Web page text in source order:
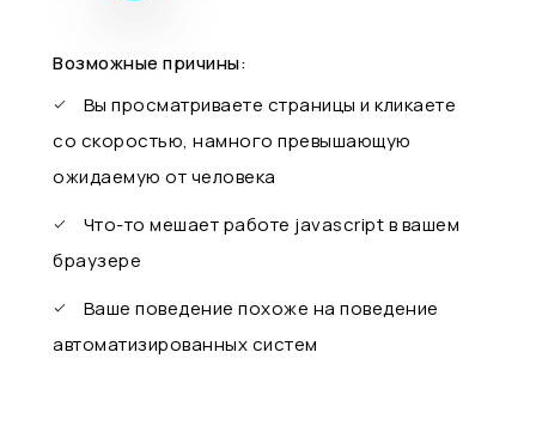
Возможные причины:
Вы просматриваете страницы и кликаете
со скоростью, намного превышающую
ожидаемую от человека
Что-то мешает работе javascript в вашем
браузере
Ваше поведение похоже на поведение
автоматизированных систем